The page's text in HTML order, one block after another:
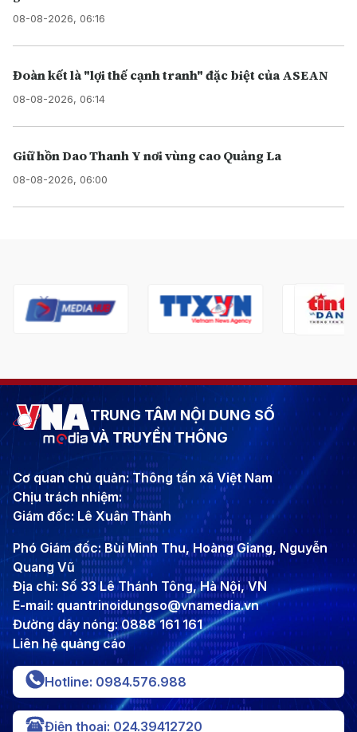
08-08-2026, 06:16
Đoàn kết là "lợi thế cạnh tranh" đặc biệt của ASEAN
08-08-2026, 06:14
Giữ hồn Dao Thanh Y nơi vùng cao Quảng La
08-08-2026, 06:00
TRUNG TÂM NỘI DUNG SỐ
VÀ TRUYỀN THÔNG
Cơ quan chủ quản: Thông tấn xã Việt Nam
Chịu trách nhiệm:
Giám đốc: Lê Xuân Thành
Phó Giám đốc: Bùi Minh Thu, Hoàng Giang, Nguyễn
Quang Vũ
Địa chỉ: Số 33 Lê Thánh Tông, Hà Nội, VN
E-mail: quantrinoidungso@vnamedia.vn
Đường dây nóng: 0888 161 161
Liên hệ quảng cáo
Hotline: 0984.576.988
Điện thoại: 024.39412720